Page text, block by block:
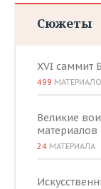
Сюжеты
XVI саммит
499
Великие
материалов
24 МАТЕРИАЛА